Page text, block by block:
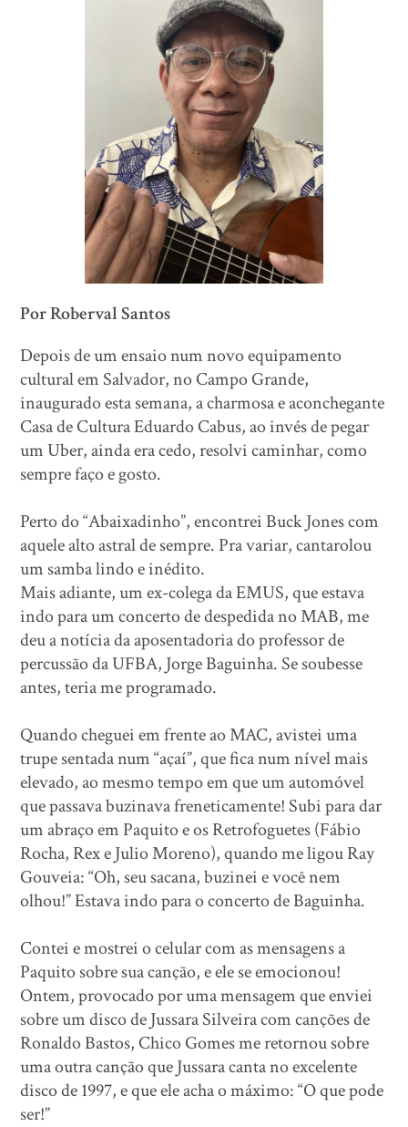
Por Roberval Santos
Depois de um ensaio num novo equipamento
cultural em Salvador, no Campo Grande,
inaugurado esta semana, a charmosa e aconchegante
Casa de Cultura Eduardo Cabus, ao invés de pegar
um Uber, ainda era cedo, resolvi caminhar, como
sempre faço e gosto.
Perto do “Abaixadinho”, encontrei Buck Jones com
aquele alto astral de sempre. Pra variar, cantarolou
um samba lindo e inédito.
Mais adiante, um ex-colega da EMUS, que estava
indo para um concerto de despedida no MAB, me
deu a notícia da aposentadoria do professor de
percussão da UFBA, Jorge Baguinha. Se soubesse
antes, teria me programado.
Quando cheguei em frente ao MAC, avistei uma
trupe sentada num “açaí”, que fica num nível mais
elevado, ao mesmo tempo em que um automóvel
que passava buzinava freneticamente! Subi para dar
um abraço em Paquito e os Retrofoguetes (Fábio
Rocha, Rex e Julio Moreno), quando me ligou Ray
Gouveia: “Oh, seu sacana, buzinei e você nem
olhou!” Estava indo para o concerto de Baguinha.
Contei e mostrei o celular com as mensagens a
Paquito sobre sua canção, e ele se emocionou!
Ontem, provocado por uma mensagem que enviei
sobre um disco de Jussara Silveira com canções de
Ronaldo Bastos, Chico Gomes me retornou sobre
uma outra canção que Jussara canta no excelente
disco de 1997, e que ele acha o máximo: “O que pode
ser!”